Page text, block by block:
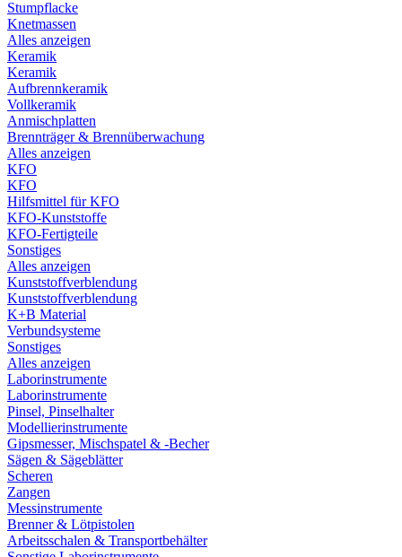
Stumpflacke
Knetmassen
Alles anzeigen
Keramik
Keramik
Aufbrennkeramik
Vollkeramik
Anmischplatten
Brennträger & Brennüberwachung
Alles anzeigen
KFO
KFO
Hilfsmittel für KFO
KFO-Kunststoffe
KFO-Fertigteile
Sonstiges
Alles anzeigen
Kunststoffverblendung
Kunststoffverblendung
K+B Material
Verbundsysteme
Sonstiges
Alles anzeigen
Laborinstrumente
Laborinstrumente
Pinsel, Pinselhalter
Modellierinstrumente
Gipsmesser, Mischspatel & -Becher
Sägen & Sägeblätter
Scheren
Zangen
Messinstrumente
Brenner & Lötpistolen
Arbeitsschalen & Transportbehälter